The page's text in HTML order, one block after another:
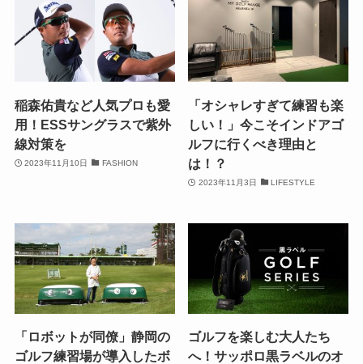
稲森佑貴など人気プロも愛
用！ESSサングラスで紫外
線対策を
2023年11月10日 FASHION
「オシャレすぎて練習も楽
しい！」今こそインドアゴ
ルフに行くべき理由と
は！？
2023年11月3日 LIFESTYLE
「ロボットが同僚」静岡の
ゴルフ練習場が導入したボ
ゴルフを楽しむ大人たち
へ！サッポロ黒ラベルのオ